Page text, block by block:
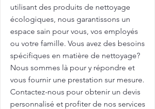
utilisant des produits de nettoyage
écologiques, nous garantissons un
espace sain pour vous, vos employés
ou votre famille. Vous avez des besoins
spécifiques en matière de nettoyage?
Nous sommes là pour y répondre et
vous fournir une prestation sur mesure.
Contactez-nous pour obtenir un devis
personnalisé et profiter de nos services